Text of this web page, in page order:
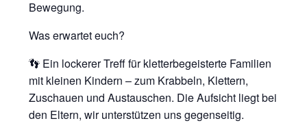
Bewegung.
Was erwartet euch?
👣 Ein lockerer Treff für kletterbegeisterte Familien
mit kleinen Kindern – zum Krabbeln, Klettern,
Zuschauen und Austauschen. Die Aufsicht liegt bei
den Eltern, wir unterstützen uns gegenseitig.